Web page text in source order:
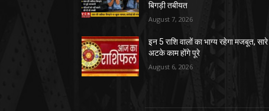
बिगड़ी तबीयत
August 7, 2026
इन 5 राशि वालों का भाग्य रहेगा मजबूत, सारे
अटके काम होंगे पूरे
August 6, 2026